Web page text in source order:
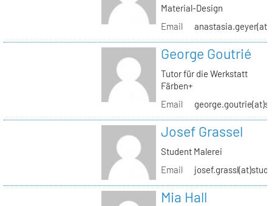
Material-Design
Email
George Goutrié
Tutor für die Werkstatt
Färben+
Email
Josef Grassel
Student Malerei
Email
Mia Hall